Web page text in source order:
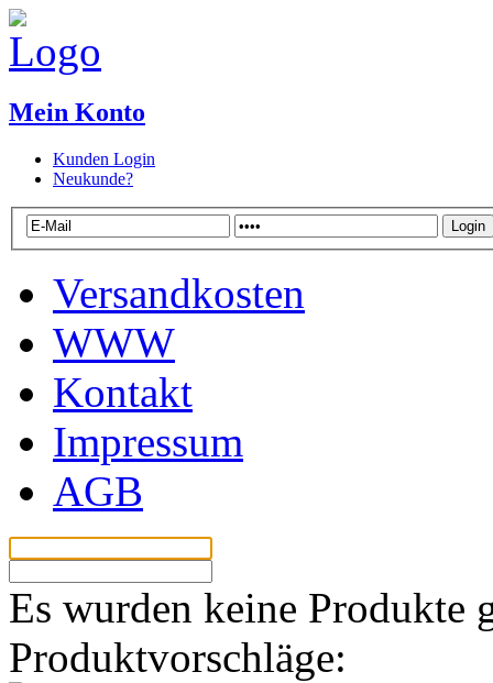
Mein Konto
Kunden Login
Neukunde?
Versandkosten
WWW
Kontakt
Impressum
AGB
Es wurden keine Produkte
Produktvorschläge: